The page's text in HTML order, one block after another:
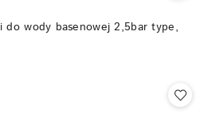
wody basenowej 2,5bar type,